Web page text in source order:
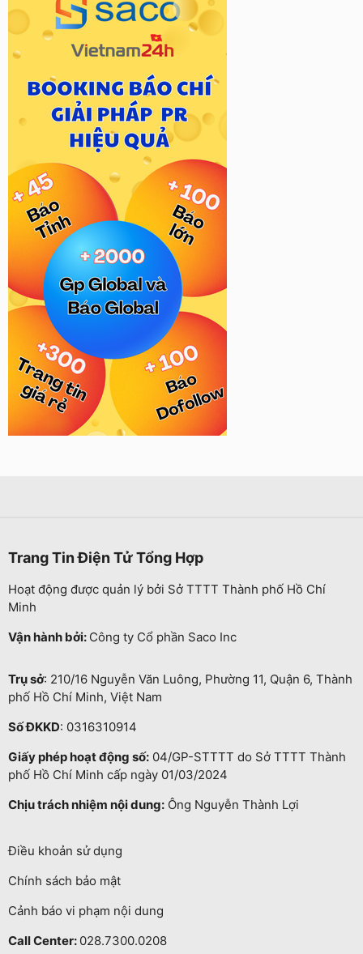
Trang Tin Điện Tử Tổng Hợp
Hoạt động được quản lý bởi Sở TTTT Thành phố Hồ Chí
Minh
Vận hành bởi: Công ty Cổ phần Saco Inc
Trụ sở: 210/16 Nguyễn Văn Luông, Phường 11, Quận 6, Thành
phố Hồ Chí Minh, Việt Nam
Số ĐKKD: 0316310914
Giấy phép hoạt động số: 04/GP-STTTT do Sở TTTT Thành
phố Hồ Chí Minh cấp ngày 01/03/2024
Chịu trách nhiệm nội dung: Ông Nguyễn Thành Lợi
Điều khoản sử dụng
Chính sách bảo mật
Cảnh báo vi phạm nội dung
Call Center: 028.7300.0208